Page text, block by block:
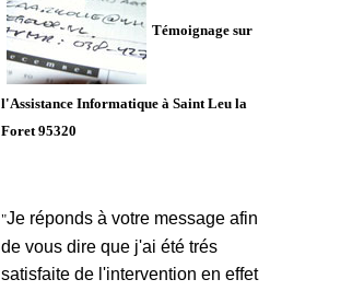
Témoignage sur
l'Assistance Informatique à Saint Leu la
Foret 95320
"Je réponds à votre message afin
de vous dire que j'ai été trés
satisfaite de l'intervention en effet